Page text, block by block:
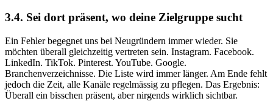
3.4. Sei dort präsent, wo deine Zielgruppe sucht
Ein Fehler begegnet uns bei Neugründern immer wieder. Sie
möchten überall gleichzeitig vertreten sein. Instagram. Facebook.
LinkedIn. TikTok. Pinterest. YouTube. Google.
Branchenverzeichnisse. Die Liste wird immer länger. Am Ende fehlt
jedoch die Zeit, alle Kanäle regelmässig zu pflegen. Das Ergebnis:
Überall ein bisschen präsent, aber nirgends wirklich sichtbar.